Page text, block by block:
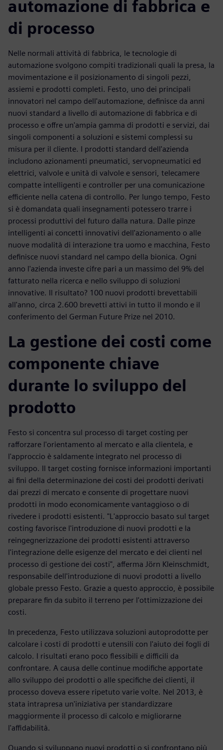
automazione di fabbrica e
di processo
Nelle normali attività di fabbrica, le tecnologie di
automazione svolgono compiti tradizionali quali la presa, la
movimentazione e il posizionamento di singoli pezzi,
assiemi e prodotti completi. Festo, uno dei principali
innovatori nel campo dell'automazione, definisce da anni
nuovi standard a livello di automazione di fabbrica e di
processo e offre un'ampia gamma di prodotti e servizi, dai
singoli componenti a soluzioni e sistemi complessi su
misura per il cliente. I prodotti standard dell'azienda
includono azionamenti pneumatici, servopneumatici ed
elettrici, valvole e unità di valvole e sensori, telecamere
compatte intelligenti e controller per una comunicazione
efficiente nella catena di controllo. Per lungo tempo, Festo
si è domandata quali insegnamenti potessero trarre i
processi produttivi del futuro dalla natura. Dalle pinze
intelligenti ai concetti innovativi dell'azionamento o alle
nuove modalità di interazione tra uomo e macchina, Festo
definisce nuovi standard nel campo della bionica. Ogni
anno l'azienda investe cifre pari a un massimo del 9% del
fatturato nella ricerca e nello sviluppo di soluzioni
innovative. Il risultato? 100 nuovi prodotti brevettabili
all'anno, circa 2.600 brevetti attivi in tutto il mondo e il
conferimento del German Future Prize nel 2010.
La gestione dei costi come
componente chiave
durante lo sviluppo del
prodotto
Festo si concentra sul processo di target costing per
rafforzare l'orientamento al mercato e alla clientela, e
l'approccio è saldamente integrato nel processo di
sviluppo. Il target costing fornisce informazioni importanti
ai fini della determinazione dei costi dei prodotti derivati
dai prezzi di mercato e consente di progettare nuovi
prodotti in modo economicamente vantaggioso o di
rivedere i prodotti esistenti. "L'approccio basato sul target
costing favorisce l'introduzione di nuovi prodotti e la
reingegnerizzazione dei prodotti esistenti attraverso
l'integrazione delle esigenze del mercato e dei clienti nel
processo di gestione dei costi", afferma Jörn Kleinschmidt,
responsabile dell'introduzione di nuovi prodotti a livello
globale presso Festo. Grazie a questo approccio, è possibile
preparare fin da subito il terreno per l'ottimizzazione dei
costi.
In precedenza, Festo utilizzava soluzioni autoprodotte per
calcolare i costi di prodotti e utensili con l'aiuto dei fogli di
calcolo. I risultati erano poco flessibili e difficili da
confrontare. A causa delle continue modifiche apportate
allo sviluppo dei prodotti o alle specifiche dei clienti, il
processo doveva essere ripetuto varie volte. Nel 2013, è
stata intrapresa un'iniziativa per standardizzare
maggiormente il processo di calcolo e migliorarne
l'affidabilità.
Quando si sviluppano nuovi prodotti o si confrontano più